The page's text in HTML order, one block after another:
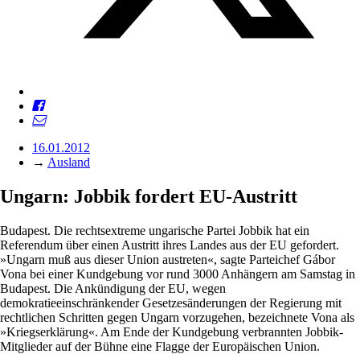
16.01.2012
→ Ausland
Ungarn: Jobbik ­fordert EU-Austritt
Budapest. Die rechtsextreme ungarische Partei Jobbik hat ein
Referendum über einen Austritt ihres Landes aus der EU gefordert.
»Ungarn muß aus dieser Union austreten«, sagte Parteichef Gábor
Vona bei einer Kundgebung vor rund 3000 Anhängern am Samstag in
Budapest. Die Ankündigung der EU, wegen
demokratieeinschränkender Gesetzesänderungen der Regierung mit
rechtlichen Schritten gegen Ungarn vorzugehen, bezeichnete Vona als
»Kriegserklärung«. Am Ende der Kundgebung verbrannten Jobbik-
Mitglieder auf der Bühne eine Flagge der Europäischen Union.